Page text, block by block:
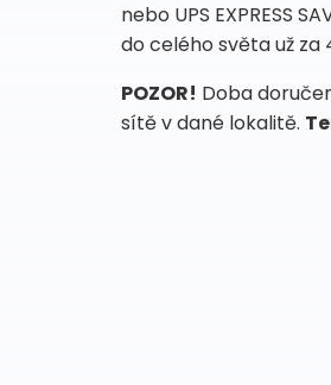
nebo UPS EXPRESS
do celého světa už za
POZOR! Doba
sítě v dané lokalitě.